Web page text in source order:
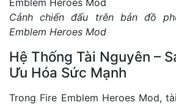
Cảnh chiến đấu trên bản đồ
Emblem Heroes Mod
Hệ Thống Tài Nguyên –
Ưu Hóa Sức Mạnh
Trong Fire Emblem Heroes Mod,